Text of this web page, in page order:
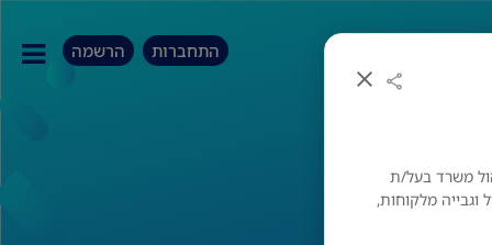
משרד בעל/ת
מלקוחות,
התחברות הרשמה